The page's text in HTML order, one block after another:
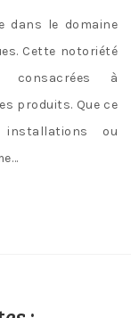
dans le domaine
Cette notoriété
consacrées à
produits. Que ce
ou